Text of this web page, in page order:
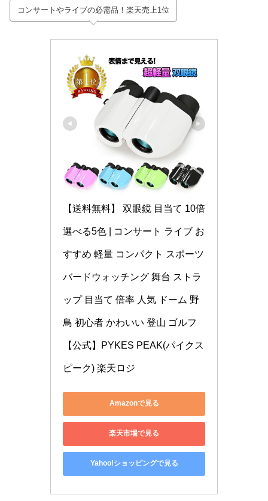
コンサートやライブの必需品！楽天売上1位
【送料無料】 双眼鏡 目当て 10倍
選べる5色 | コンサート ライブ お
すすめ 軽量 コンパクト スポーツ
バードウォッチング 舞台 ストラ
ップ 目当て 倍率 人気 ドーム 野
鳥 初心者 かわいい 登山 ゴルフ
【公式】PYKES PEAK(パイクス
ピーク) 楽天ロジ
Amazonで見る
楽天市場で見る
Yahoo!ショッピングで見る